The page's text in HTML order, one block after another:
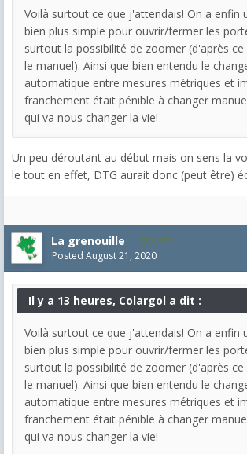
Voilà surtout ce que j'attendais! On a enfin
bien plus simple pour ouvrir/fermer les
surtout la possibilité de zoomer (d'après ce
le manuel). Ainsi que bien entendu le
automatique entre mesures métriques et
franchement était pénible à changer
qui va nous changer la vie!
Un peu déroutant au début mais on sens la
le tout en effet, DTG aurait donc (peut être)
La grenouille 3,271
Posted August 21, 2020
Il y a 13 heures, Colargol a dit :
Voilà surtout ce que j'attendais! On a enfin
bien plus simple pour ouvrir/fermer les
surtout la possibilité de zoomer (d'après ce
le manuel). Ainsi que bien entendu le
automatique entre mesures métriques et
franchement était pénible à changer
qui va nous changer la vie!